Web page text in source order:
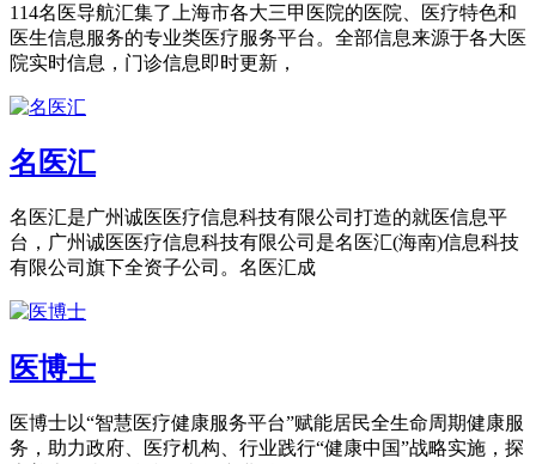
114名医导航汇集了上海市各大三甲医院的医院、医疗特色和
医生信息服务的专业类医疗服务平台。全部信息来源于各大医
院实时信息，门诊信息即时更新，
名医汇
名医汇是广州诚医医疗信息科技有限公司打造的就医信息平
台，广州诚医医疗信息科技有限公司是名医汇(海南)信息科技
有限公司旗下全资子公司。名医汇成
医博士
医博士以“智慧医疗健康服务平台”赋能居民全生命周期健康服
务，助力政府、医疗机构、行业践行“健康中国”战略实施，探